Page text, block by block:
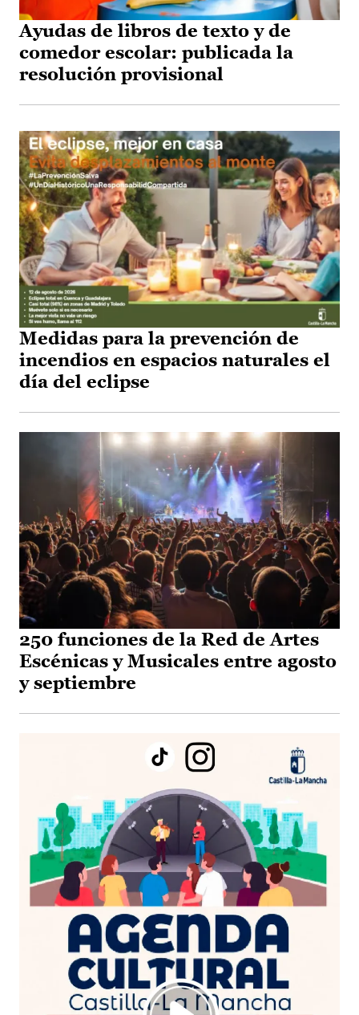
Ayudas de libros de texto y de
comedor escolar: publicada la
resolución provisional
Medidas para la prevención de
incendios en espacios naturales el
día del eclipse
250 funciones de la Red de Artes
Escénicas y Musicales entre agosto
y septiembre